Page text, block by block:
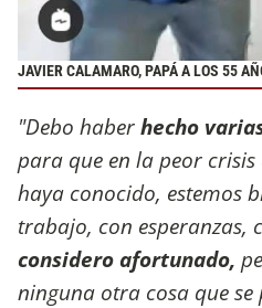
JAVIER CALAMARO, PAPÁ A LOS 55
"Debo haberhecho
para que en la peor
haya conocido, estemos
trabajo, con esperanzas,
considero afortunado,
ninguna otra cosa que